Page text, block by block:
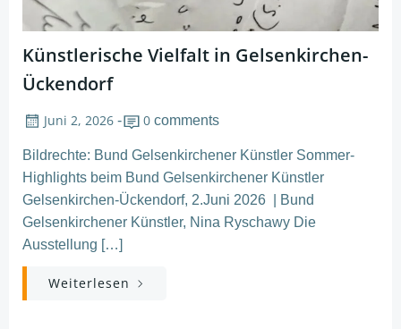
Künstlerische Vielfalt in Gelsenkirchen-
Ückendorf
Juni 2, 2026 - 0 comments
Bildrechte: Bund Gelsenkirchener Künstler Sommer-
Highlights beim Bund Gelsenkirchener Künstler
Gelsenkirchen-Ückendorf, 2.Juni 2026 | Bund
Gelsenkirchener Künstler, Nina Ryschawy Die
Ausstellung […]
Weiterlesen